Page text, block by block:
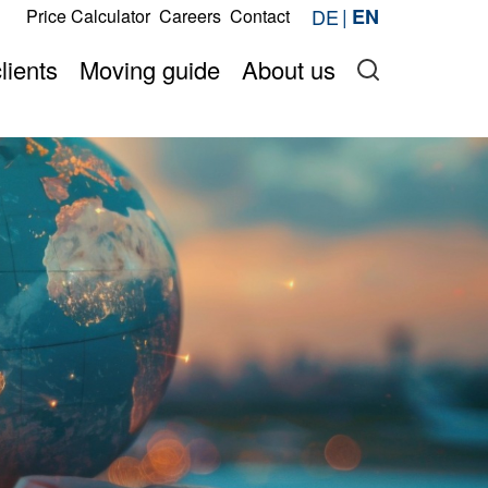
Request now
price online
Moving guide
Onlineshop
About us
Price Calculator Careers Contact DE EN